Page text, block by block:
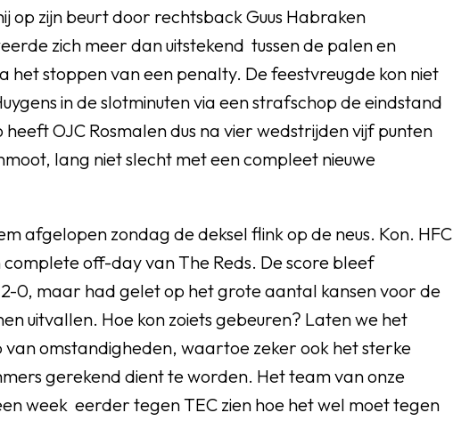
op zijn beurt door rechtsback Guus Habraken
zich meer dan uitstekend tussen de palen en
het stoppen van een penalty. De feestvreugde kon niet
in de slotminuten via een strafschop de eindstand
OJC Rosmalen dus na vier wedstrijden vijf punten
lang niet slecht met een compleet nieuwe
afgelopen zondag de deksel flink op de neus. Kon. HFC
off-day van The Reds. De score bleef
0, maar had gelet op het grote aantal kansen voor de
uitvallen. Hoe kon zoiets gebeuren? Laten we het
van omstandigheden, waartoe zeker ook het sterke
gerekend dient te worden. Het team van onze
week eerder tegen TEC zien hoe het wel moet tegen